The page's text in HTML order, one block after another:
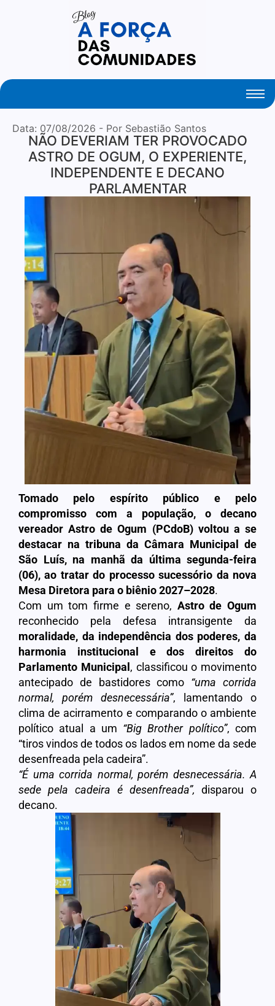
Your Daily Source of Fresh Articles
Data: 07/08/2026 - Por Sebastião Santos
NÃO DEVERIAM TER PROVOCADO
ASTRO DE OGUM, O EXPERIENTE,
INDEPENDENTE E DECANO
PARLAMENTAR
Tomado pelo espírito público e pelo
compromisso com a população, o decano
vereador Astro de Ogum (PCdoB)voltou a se
destacar na tribuna da Câmara Municipal de
São Luís, na manhã da última segunda-feira
(06), ao tratar do processo sucessório da nova
Mesa Diretora para o biênio 2027–2028.
Com um tom firme e sereno, Astro de Ogum
reconhecido pela defesa intransigente da
moralidade, da independência dos poderes, da
harmonia institucional e dos direitos do
Parlamento Municipal, classificou o movimento
antecipado de bastidores como “uma corrida
normal, porém desnecessária”, lamentando o
clima de acirramento e comparando o ambiente
político atual a um “Big Brother político”, com
“tiros vindos de todos os lados em nome da sede
desenfreada pela cadeira”.
“É uma corrida normal, porém desnecessária. A
sede pela cadeira é desenfreada”, disparou o
decano.